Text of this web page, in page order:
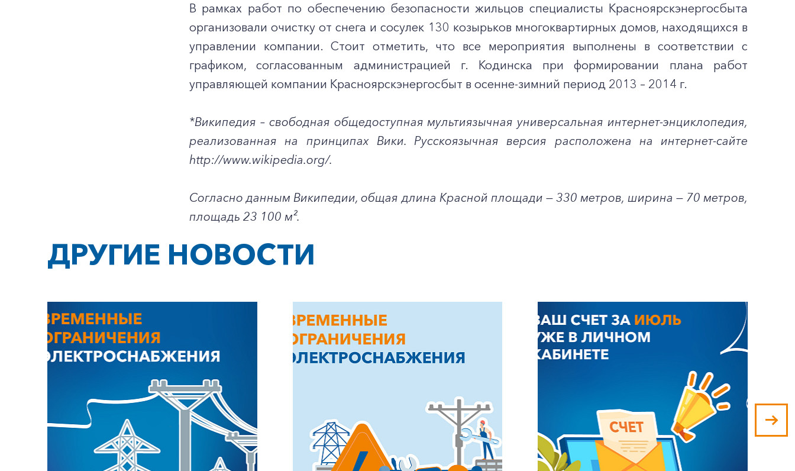
+7-800-700-24-57
Заказать обратный звонок
Частным клиентам
В рамках работ по обеспечению безопасности жильцов специалисты Красноярскэнергосбыта
организовали очистку от снега и сосулек 130 козырьков многоквартирных домов, находящихся в
управлении компании. Стоит отметить, что все мероприятия выполнены в соответствии с
графиком, согласованным администрацией г. Кодинска при формировании плана работ
управляющей компании Красноярскэнергосбыт в осенне-зимний период 2013 – 2014 г.
*Википедия – свободная общедоступная мультиязычная универсальная интернет-энциклопедия,
реализованная на принципах Вики. Русскоязычная версия расположена на интернет-сайте
http://www.wikipedia.org/.
Согласно данным Википедии, общая длина Красной площади — 330 метров, ширина — 70 метров,
площадь 23 100 м².
ДРУГИЕ НОВОСТИ